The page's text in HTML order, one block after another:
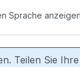
Sprache
Teilen Sie